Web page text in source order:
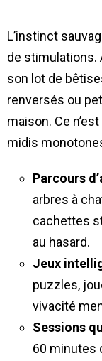
L’instinct
de stimulations.
son lot de
renversés ou
maison. Ce
midis
Parcours
arbres à
cachettes
au hasard.
Jeux
puzzles,
vivacité
Sessions
60 minutes